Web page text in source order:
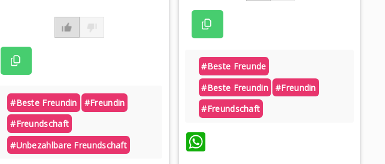
#beste Freundin
#freundin
#freundschaft
#unbezahlbare Freundschaft
#beste Freunde
#beste Freundin
#freundin
#freundschaft